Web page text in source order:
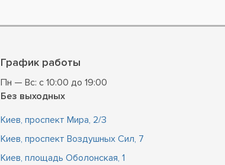
График работы
Пн — Вс: с 10:00 до 19:00
Без выходных
Киев, проспект Мира, 2/3
Киев, проспект Воздушных Сил, 7
Киев, площадь Оболонская, 1